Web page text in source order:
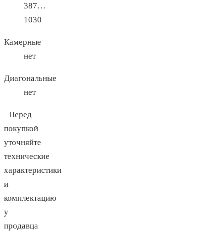
387…
1030
Камерные
нет
Диагональные
нет
Перед
покупкой
уточняйте
технические
характеристики
и
комплектацию
у
продавца